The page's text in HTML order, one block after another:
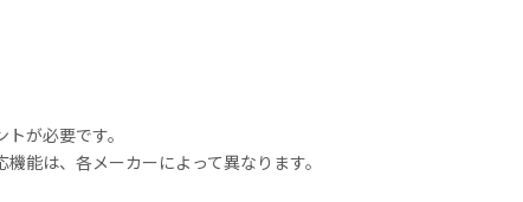
が必要です。
能は、各メーカーによって異なります。